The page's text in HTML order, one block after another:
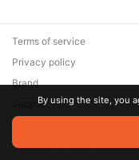
© 2026 Zaya Solutions
are the property of their
Terms of service
Privacy policy
Brand
SupportBy using the site, you